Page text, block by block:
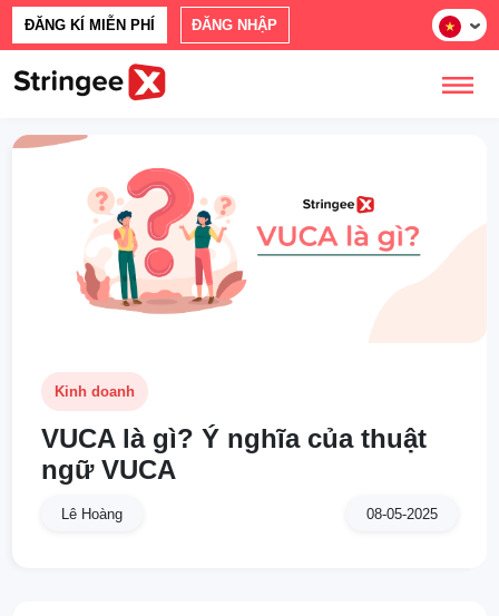
ĐĂNG KÍ MIỄN PHÍ ĐĂNG NHẬP
Kinh doanh
VUCA là gì? Ý nghĩa của thuật
ngữ VUCA
Lê Hoàng 08-05-2025